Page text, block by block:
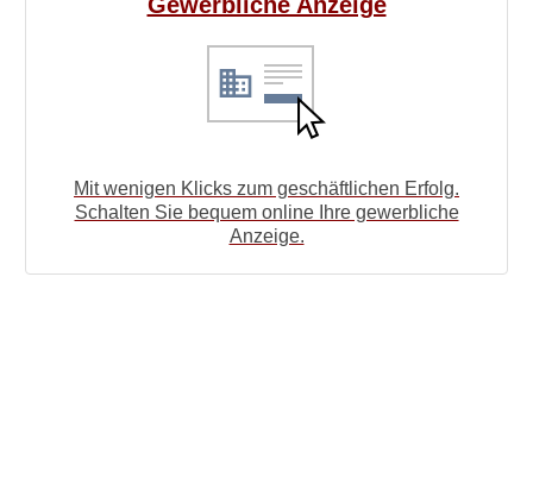
Mit wenigen Klicks zum geschäftlichen Erfolg.
Schalten Sie bequem online Ihre gewerbliche
Anzeige.